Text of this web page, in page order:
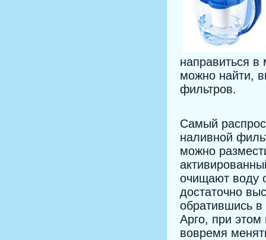
направиться в
можно найти,
фильтров.
Самый
наливной
можно
очищают воду
достаточно
обратившись
Арго, при этом
вовремя